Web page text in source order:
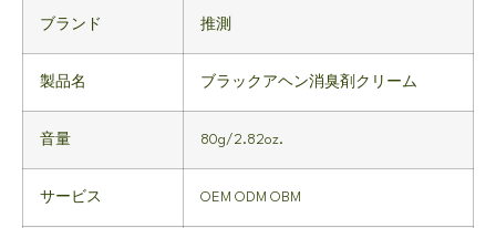
ブランド 推測
製品名 ブラックアヘン消臭剤クリーム
音量 80g/2.82oz.
サービス OEM ODM OBM